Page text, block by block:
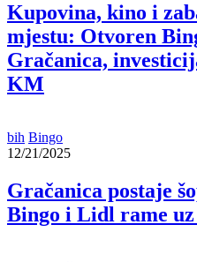
Kupovina, kino i
mjestu: Otvoren
Gračanica,
KM
bih Bingo
12/21/2025
Gračanica postaje
Bingo i Lidl rame